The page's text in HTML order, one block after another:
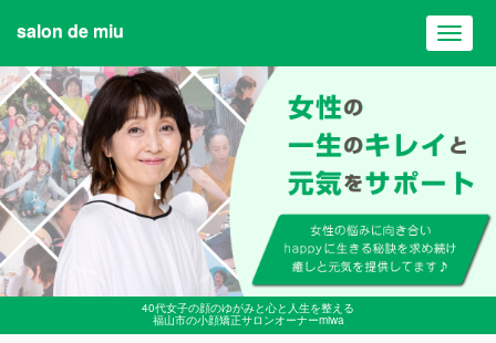
40代女子の顔のゆがみと心と人生を整える
福山市の小顔矯正サロンオーナーmiwa
salon de miu